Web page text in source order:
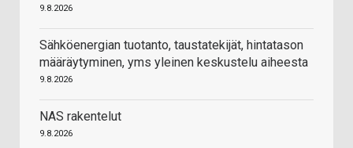
9.8.2026
Sähköenergian tuotanto, taustatekijät, hintatason
määräytyminen, yms yleinen keskustelu aiheesta
9.8.2026
NAS rakentelut
9.8.2026